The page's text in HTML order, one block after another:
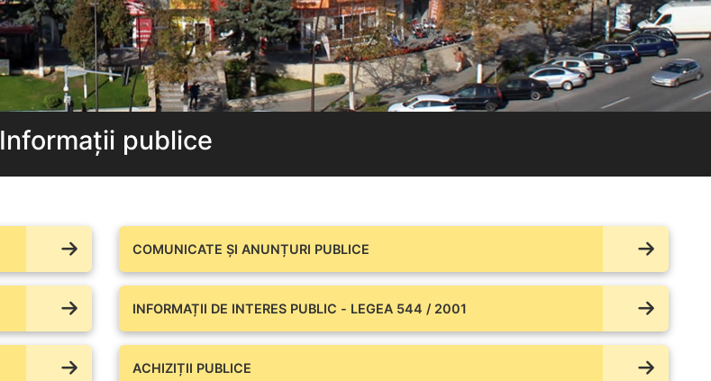
Informații publice
COMUNICATE ŞI ANUNȚURI PUBLICE
INFORMAȚII DE INTERES PUBLIC - LEGEA 544 / 2001
ACHIZIȚII PUBLICE